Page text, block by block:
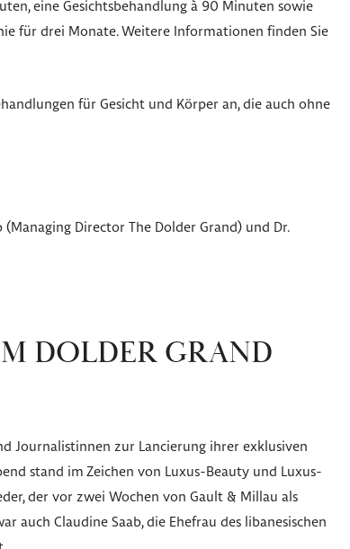
eine Gesichtsbehandlung à 90 Minuten sowie
für drei Monate. Weitere Informationen finden Sie
für Gesicht und Körper an, die auch ohne
Director The Dolder Grand) und Dr.
DOLDER GRAND
Journalistinnen zur Lancierung ihrer exklusiven
stand im Zeichen von Luxus-Beauty und Luxus-
der vor zwei Wochen von Gault & Millau als
auch Claudine Saab, die Ehefrau des libanesischen